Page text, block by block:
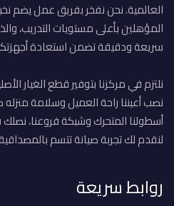
العالمية. نحن نفخر بفريق عمل يضم
المؤهلين بأعلى مستويات التدريب،
سريعة ودقيقة تضمن استعادة
نلتزم في مركزنا بتوفير قطع الغيار
نصب أعيننا راحة العميل وسلامة
أسطولنا المتحرك وشبكة فروعنا،
لنقدم لك تجربة صيانة تتسم
روابط سريعة